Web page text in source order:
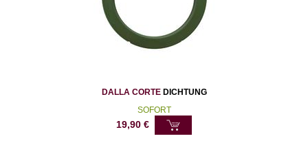
DALLA CORTEDICHTUNG
SOFORT
19,90 €